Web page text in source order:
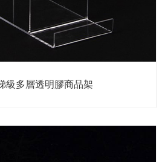
級多層透明膠商品架